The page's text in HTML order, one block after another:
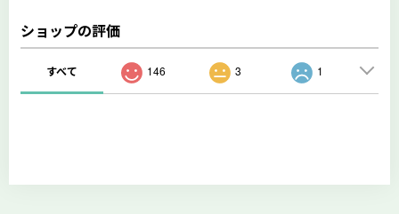
ショップの評価
すべて 146 3 1